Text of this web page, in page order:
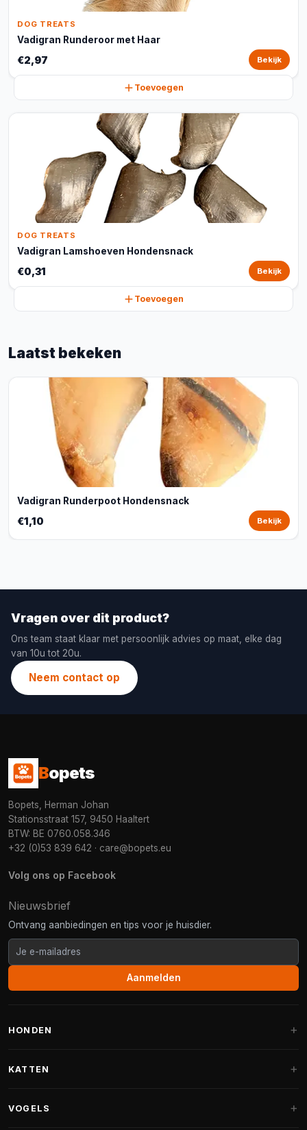
DOG TREATS
Vadigran Runderoor met Haar
€2,97 Bekijk
Toevoegen
DOG TREATS
Vadigran Lamshoeven Hondensnack
€0,31 Bekijk
Toevoegen
Laatst bekeken
Vadigran Runderpoot Hondensnack
€1,10 Bekijk
Vragen over dit product?
Ons team staat klaar met persoonlijk advies op maat, elke dag
van 10u tot 20u.
Neem contact op
Bopets
Bopets, Herman Johan
Stationsstraat 157, 9450 Haaltert
BTW: BE 0760.058.346
+32 (0)53 839 642 · care@bopets.eu
Volg ons op Facebook
Nieuwsbrief
Ontvang aanbiedingen en tips voor je huisdier.
Aanmelden
HONDEN
Fantail hondenmanden
KATTEN
VOGELS